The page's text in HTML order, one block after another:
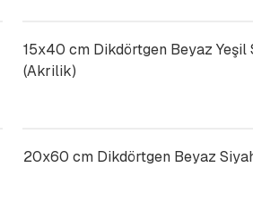
15x40 cm Dikdörtgen Beyaz Yeşil
(Akrilik)
20x60 cm Dikdörtgen Beyaz